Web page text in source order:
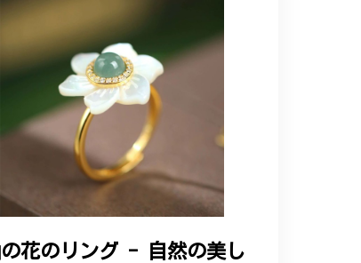
う印象を受けました。予想通り、届い
花のリング - 自然の美し